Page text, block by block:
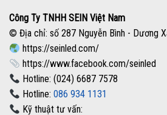
Công Ty TNHH SEIN Việt Nam
© Địa chỉ: số 287 Nguyễn Bình - Dương
https://seinled.com/
https://www.facebook.com/seinled
Hotline: (024) 6687 7578
Hotline:086 934 1131
Kỹ thuật tư vấn: